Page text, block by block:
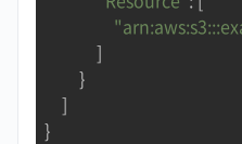
            ]
        }
    ]
}